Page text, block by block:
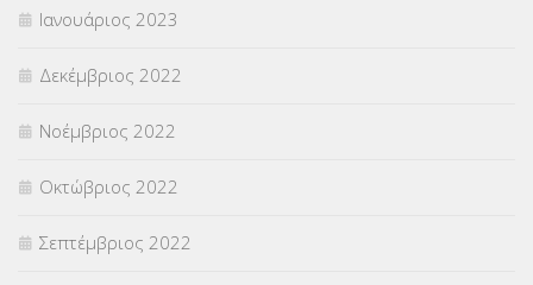
Ιανουάριος 2023
Δεκέμβριος 2022
Νοέμβριος 2022
Οκτώβριος 2022
Σεπτέμβριος 2022